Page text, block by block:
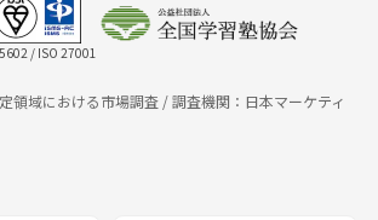
/ ISO 27001
領域における市場調査 / 調査機関：日本マーケティ